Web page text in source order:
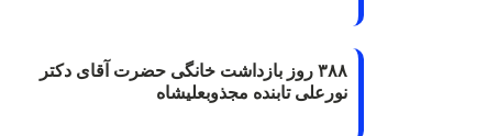
۳۸۸ روز بازداشت خانگی حضرت آقای دکتر
نورعلی تابنده مجذوبعلیشاه